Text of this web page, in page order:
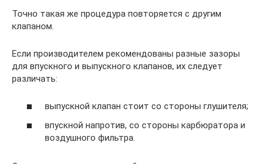
Точно такая же процедура повторяется с другим
клапаном.
Если производителем рекомендованы разные зазоры
для впускного и выпускного клапанов, их следует
различать:
выпускной клапан стоит со стороны глушителя;
впускной напротив, со стороны карбюратора и
воздушного фильтра.